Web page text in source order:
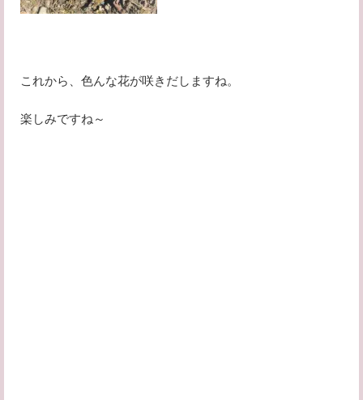
これから、色んな花が咲きだしますね。
楽しみですね～